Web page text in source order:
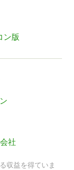
ン版
社
収益を得ていま